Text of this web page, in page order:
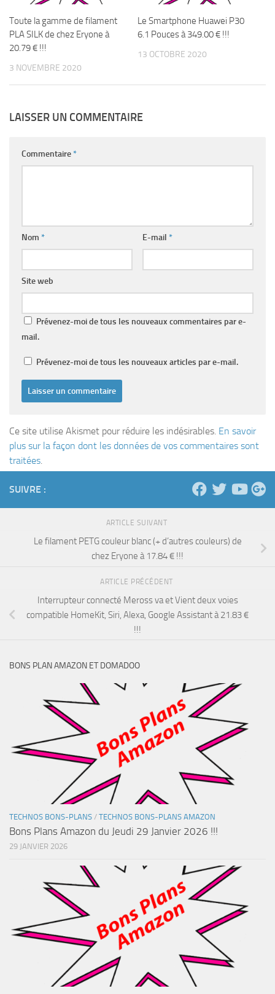
Toute la gamme de filament
PLA SILK de chez Eryone à
20.79 € !!!
3 NOVEMBRE 2020
Le Smartphone Huawei P30
6.1 Pouces à 349.00 € !!!
13 OCTOBRE 2020
LAISSER UN COMMENTAIRE
Commentaire*
Nom * E-mail *
Site web
Prévenez-moi de tous les nouveaux commentaires par e-
mail.
Prévenez-moi de tous les nouveaux articles par e-mail.
Ce site utilise Akismet pour réduire les indésirables. En savoir
plus sur la façon dont les données de vos commentaires sont
traitées.
SUIVRE :
ARTICLE SUIVANT
Le filament PETG couleur blanc (+ d’autres couleurs) de
chez Eryone à 17.84 € !!!
ARTICLE PRÉCÉDENT
Interrupteur connecté Meross va et Vient deux voies
compatible HomeKit, Siri, Alexa, Google Assistant à 21.83 €
!!!
BONS PLAN AMAZON ET DOMADOO
TECHNOS BONS-PLANS / TECHNOS BONS-PLANS AMAZON
Bons Plans Amazon du Jeudi 29 Janvier 2026 !!!
29 JANVIER 2026